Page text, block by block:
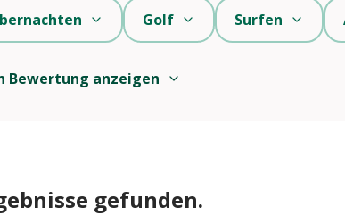
Bewertung anzeigen
Golf Surfen
gefunden.